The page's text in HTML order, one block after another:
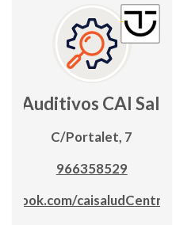
Auditivos CAI Salud
C/Portalet, 7
966358529